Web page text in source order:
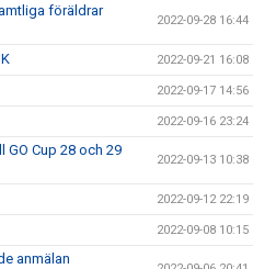
föräldrar
2022-09-28 16:44
2022-09-21 16:08
2022-09-17 14:56
2022-09-16 23:24
Cup 28 och 29
2022-09-13 10:38
2022-09-12 22:19
2022-09-08 10:15
anmälan